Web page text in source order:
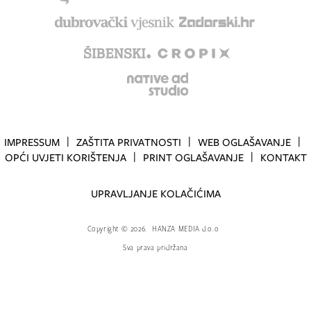
IMPRESSUM ZAŠTITA PRIVATNOSTI
WEB OGLAŠAVANJE
OPĆI UVJETI KORIŠTENJA
PRINT OGLAŠAVANJE KONTAKT
UPRAVLJANJE KOLAČIĆIMA
Copyright © 2026.
HANZA MEDIA d.o.o
Sva prava pridržana